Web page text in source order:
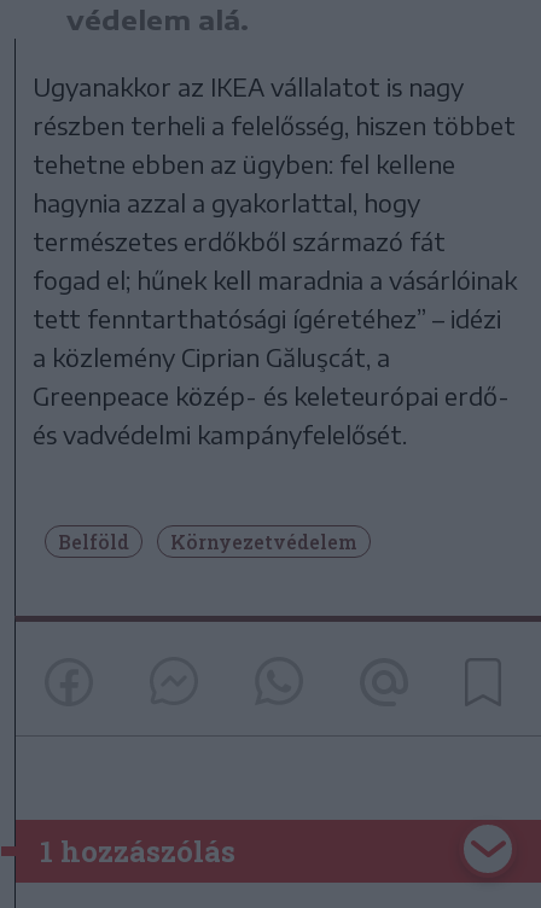
védelem alá.
Ugyanakkor az IKEA vállalatot is nagy
részben terheli a felelősség, hiszen többet
tehetne ebben az ügyben: fel kellene
hagynia azzal a gyakorlattal, hogy
természetes erdőkből származó fát
fogad el; hűnek kell maradnia a vásárlóinak
tett fenntarthatósági ígéretéhez” – idézi
a közlemény Ciprian Găluşcát, a
Greenpeace közép- és keleteurópai erdő-
és vadvédelmi kampányfelelősét.
Belföld Környezetvédelem
1 hozzászólás